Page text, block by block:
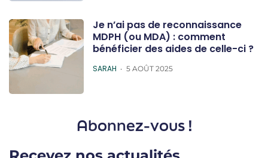
Je n’ai pas de reconnaissance
MDPH (ou MDA) : comment
bénéficier des aides de celle-ci ?
POSTED
SARAH 5 AOÛT 2025
Abonnez-vous !